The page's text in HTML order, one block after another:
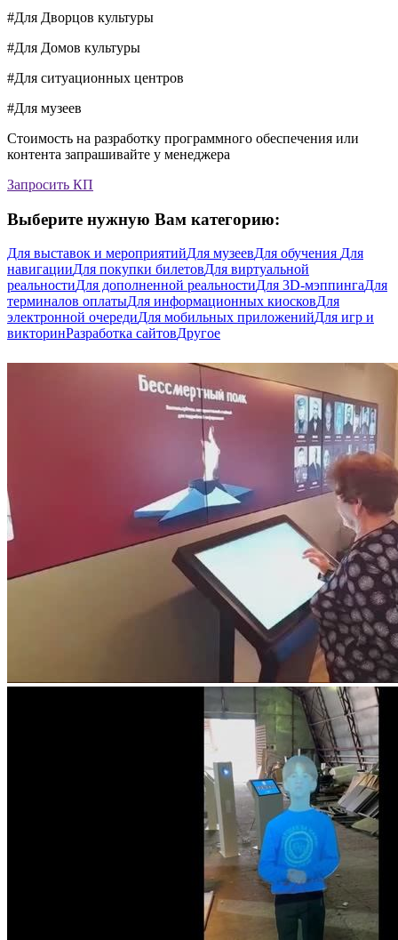
#Для Дворцов культуры
#Для Домов культуры
#Для ситуационных центров
#Для музеев
Стоимость на разработку программного обеспечения или
контента запрашивайте у менеджера
Запросить КП
Выберите нужную Вам категорию:
Для выставок и мероприятийДля музеевДля обучения Для
навигацииДля покупки билетовДля виртуальной
реальностиДля дополненной реальностиДля 3D-мэппингаДля
терминалов оплатыДля информационных киосковДля
электронной очередиДля мобильных приложенийДля игр и
викторинРазработка сайтовДругое